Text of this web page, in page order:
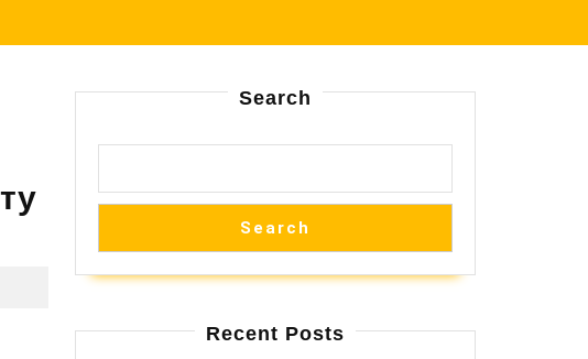
Search
Search
Recent Posts